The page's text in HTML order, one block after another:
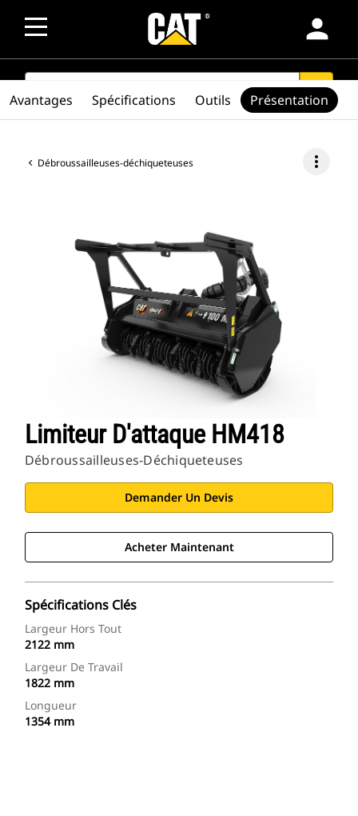
person
SEARCH search
Débroussailleuses-déchiqueteuses more_vert
Limiteur D'attaque HM418
Débroussailleuses-Déchiqueteuses
Demander Un Devis
Acheter Maintenant
Spécifications Clés
Largeur Hors Tout
2122 mm
Largeur De Travail
1822 mm
Longueur
1354 mm
Avantages Spécifications Outils Présentation